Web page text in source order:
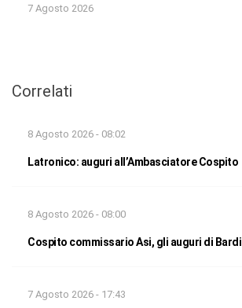
7 Agosto 2026
Correlati
8 Agosto 2026 - 08:02
Latronico: auguri all’Ambasciatore Cospito
8 Agosto 2026 - 08:00
Cospito commissario Asi, gli auguri di Bardi
7 Agosto 2026 - 17:43